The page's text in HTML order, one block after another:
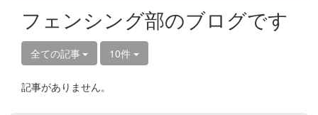
フェンシング部のブログです
全ての記事 10件
記事がありません。